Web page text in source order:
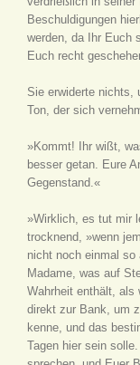
Beschuldigungen
werden, da Ihr Euch
Euch recht
Sie erwiderte nichts,
Ton, der sich
»Kommt! Ihr wißt,
besser getan. Eure
Gegenstand.«
»Wirklich, es tut mir
trocknend, »wenn
nicht noch einmal so
Madame, was auf
Wahrheit enthält, als
direkt zur Bank, um
kenne, und das
Tagen hier sein